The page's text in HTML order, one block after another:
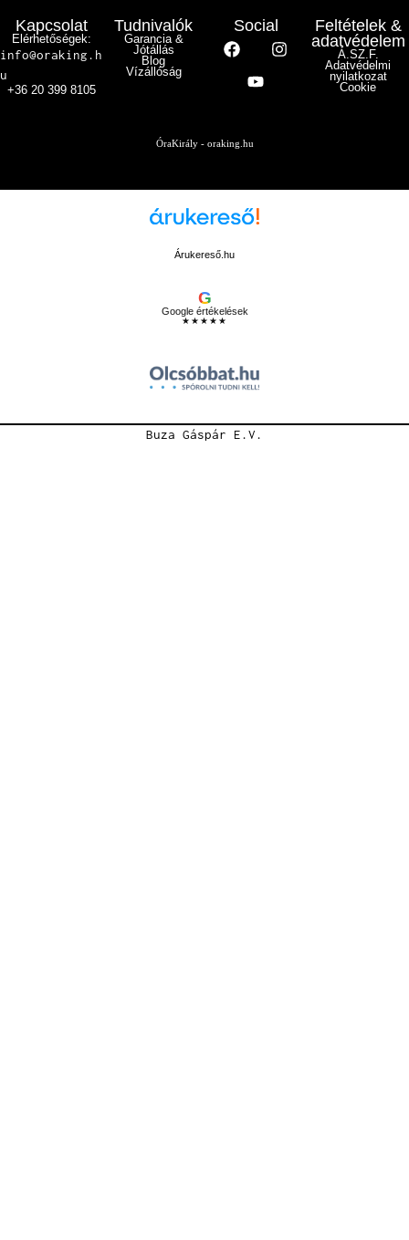
Kapcsolat
Elérhetőségek:
info@oraking.h
u
+36 20 399 8105
Tudnivalók
Garancia &
Jótállás
Blog
Vízállóság
Social
Feltételek &
adatvédelem
Á.SZ.F.
Adatvédelmi
nyilatkozat
Cookie
ÓraKirály - oraking.hu
Árukereső.hu
G
Google értékelések
★★★★★
Buza Gáspár E.V.